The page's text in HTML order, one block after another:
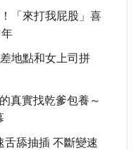
「來打我屁股」喜
地點和女上司拼
真實找乾爹包養～
舌舔抽插 不斷變速